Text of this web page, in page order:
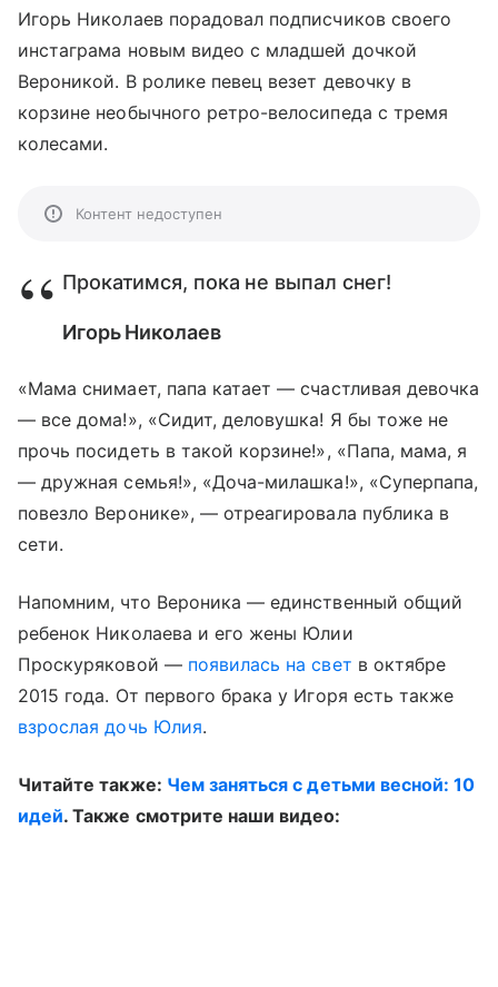
Игорь Николаев порадовал подписчиков своего
инстаграма новым видео с младшей дочкой
Вероникой. В ролике певец везет девочку в
корзине необычного ретро-велосипеда с тремя
колесами.
Контент недоступен
Прокатимся, пока не выпал снег!
Игорь Николаев
«Мама снимает, папа катает — счастливая девочка
— все дома!», «Сидит, деловушка! Я бы тоже не
прочь посидеть в такой корзине!», «Папа, мама, я
— дружная семья!», «Доча-милашка!», «Суперпапа,
повезло Веронике», — отреагировала публика в
сети.
Напомним, что Вероника — единственный общий
ребенок Николаева и его жены Юлии
Проскуряковой — появилась на свет в октябре
2015 года. От первого брака у Игоря есть также
взрослая дочь Юлия.
Читайте также: Чем заняться с детьми весной: 10
идей. Также смотрите наши видео: